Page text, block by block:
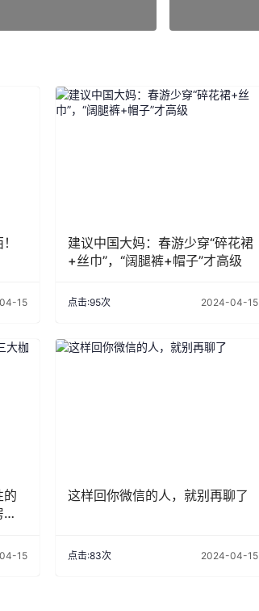
15
建议中国大妈：春游少穿“碎花裙
+丝巾”，“阔腿裤+帽子”才高级
点击:95次 2024-04-15
的
15
这样回你微信的人，就别再聊了
点击:83次 2024-04-15